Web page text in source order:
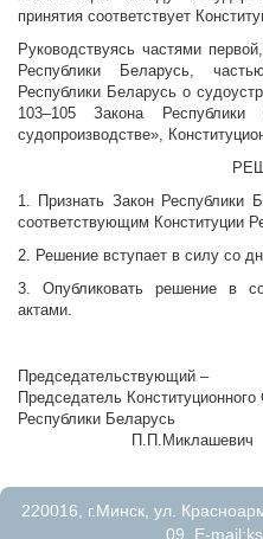
принятия соответствует
Руководствуясь частями
Республики Беларусь,
Республики Беларусь о
103–105 Закона Республики
судопроизводстве»,
1. Признать Закон Республики
соответствующим Конституции
2. Решение вступает в силу со
3. Опубликовать решение в
актами.
Председательствующий –
Председатель Конституционного
П.П.Миклашевич
220016, г.Минск, ул.
09. E-mail: